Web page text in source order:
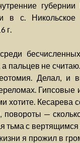
губернии
в с.
г.
пальцев не
Делал, и
Кесарева
—
тьма с вертящимся
я прожил в